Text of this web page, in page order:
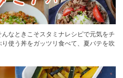
なときこそスタミナレシピで元気をチ
使う丼をガッツリ食べて、夏バテを吹